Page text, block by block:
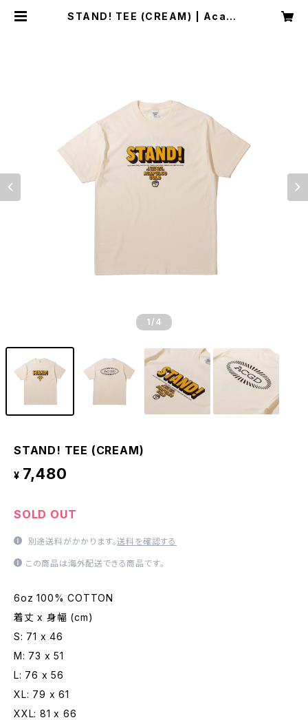
STAND! TEE (CREAM) | Acapu
1 /4
STAND! TEE (CREAM)
¥ 7,480
SOLD OUT
別途送料がかかります。送料を確認する
この商品は海外配送できる商品です。
6oz 100% COTTON
着丈 x 身幅 (cm)
S: 71 x 46
M: 73 x 51
L: 76 x 56
XL: 79 x 61
XXL: 81 x 66